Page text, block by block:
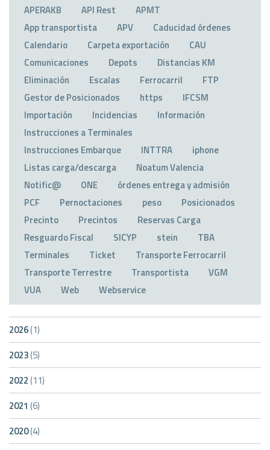
APERAKB
API Rest
APMT
App transportista
APV
Caducidad órdenes
Calendario
Carpeta exportación
CAU
Comunicaciones
Depots
Distancias KM
Eliminación
Escalas Ferrocarril
FTP
Gestor de Posicionados
https
IFCSM
Importación
Incidencias
Información
Instrucciones a Terminales
Instrucciones Embarque
INTTRA
iphone
Listas carga/descarga
Noatum Valencia
Notific@
ONE
órdenes entrega y admisión
PCF
Pernoctaciones peso
Posicionados
Precinto
Precintos
Reservas Carga
Resguardo Fiscal
SICYP stein
TBA
Terminales
Ticket
Transporte Ferrocarril
Transporte Terrestre
Transportista
VGM
VUA
Web Webservice
2026(1)
2023(5)
2022 (11)
2021 (6)
2020(4)